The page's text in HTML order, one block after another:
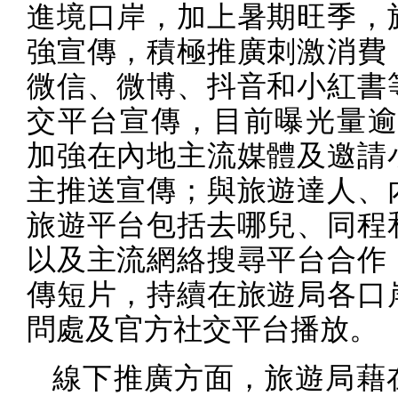
進境口岸，加上暑期旺季，
強宣傳，積極推廣刺激消費
微信、微博、抖音和小紅書
交平台宣傳，目前曝光量
加強在內地主流媒體及邀請
主推送宣傳；與旅遊達人、
旅遊平台包括去哪兒、同程
以及主流網絡搜尋平台合作
傳短片，持續在旅遊局各口
問處及官方社交平台播放。
線下推廣方面，旅遊局藉